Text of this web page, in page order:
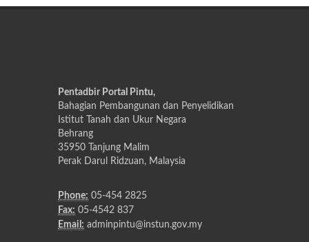
Pentadbir Portal Pintu,
Bahagian Pembangunan dan Penyelidikan
Istitut Tanah dan Ukur Negara
Behrang
35950 Tanjung Malim
Perak Darul Ridzuan, Malaysia
Phone: 05-454 2825
Fax: 05-4542 837
Email: adminpintu@instun.gov.my